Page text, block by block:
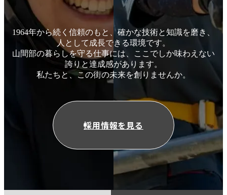
1964年から続く信頼のもと、確かな技術と知識を磨き、
人として成長できる環境です。
山間部の暮らしを守る仕事には、
ここでしか味わえない
誇りと達成感があります。
私たちと、この街の未来を創りませんか。
採用情報を見る